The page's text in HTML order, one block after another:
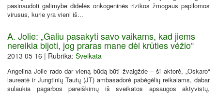
pasinaudoti galimybe didelės onkogeninės rizikos žmogaus papilomos
virusus, kurie yra vieni iš...
A. Jolie: „Galiu pasakyti savo vaikams, kad jiems
nereikia bijoti, jog praras mane dėl krūties vėžio“
2013 05 16 | Rubrika: Sveikata
Angelina Jolie rado dar vieną būdą būti žvaigžde – ši aktorė, „Oskaro“
laureatė ir Jungtinių Tautų (JT) ambasadorė pabėgėlių reikalams, dabar
sulaukia pagarbos pareiškimų iš sveikatos apsaugos aktyvistų,